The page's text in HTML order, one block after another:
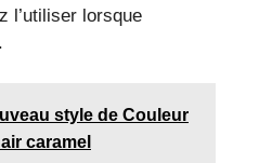
l’utiliser lorsque
style de Couleur
caramel